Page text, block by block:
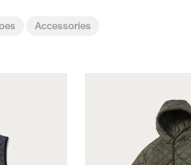
Accessories